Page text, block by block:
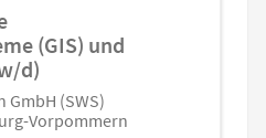
(GIS) und
d)
(SWS)
Vorpommern